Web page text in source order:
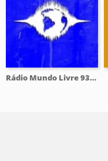
Rádio Mundo Livre 93.9 FM